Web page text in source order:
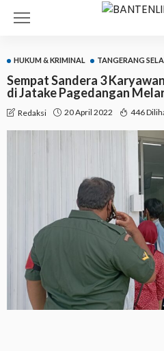
HUKUM & KRIMINAL TANGERANG
Sempat Sandera 3
di Jatake Pagedangan
Redaksi 20 April 2022 446